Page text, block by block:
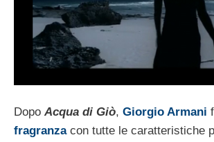
Dopo Acqua di Giò, Giorgio Armani
fragranzacon tutte le caratteristiche